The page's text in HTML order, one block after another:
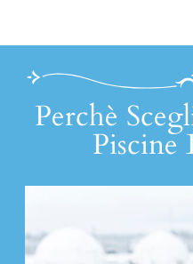
Perchè
Piscine